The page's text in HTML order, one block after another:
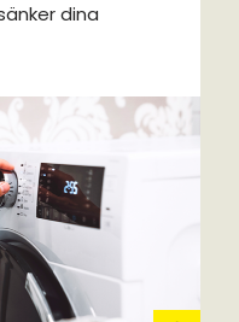
dina